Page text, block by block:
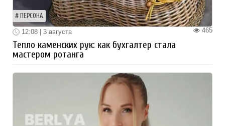
ПЕРСОНА
465
12:08 | 3 августа
Тепло каменских рук: как бухгалтер стала
мастером ротанга